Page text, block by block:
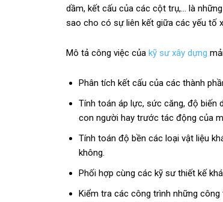
dầm, kết cấu của các cột trụ,… là
sao cho có sự liên kết giữa các yếu tố
Mô tả công việc của kỹ sư xây dựng
Phân tích kết cấu của các thành
Tính toán áp lực, sức căng, độ biến
con người hay trước tác động của
Tính toán độ bền các loại vật liệu
không.
Phối hợp cùng các kỹ sư thiết kế
Kiểm tra các công trình những